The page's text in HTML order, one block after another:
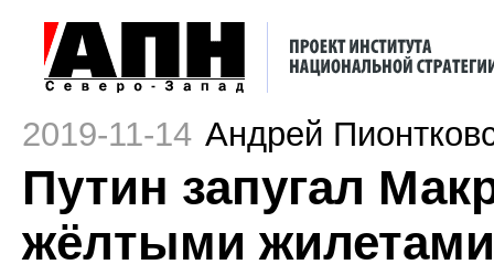
2019-11-14 Андрей
Путин запугал
жёлтыми жилетами